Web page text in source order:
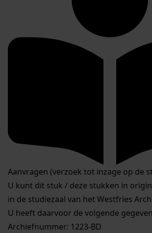
Aanvragen (verzoek tot inzage op de
U kunt dit stuk / deze stukken in
in de studiezaal van het Westfries
U heeft daarvoor de volgende
Archiefnummer: 1223-BD